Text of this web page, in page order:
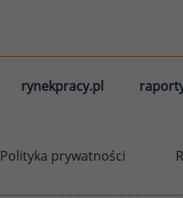
rynekpracy.pl
Polityka prywatności